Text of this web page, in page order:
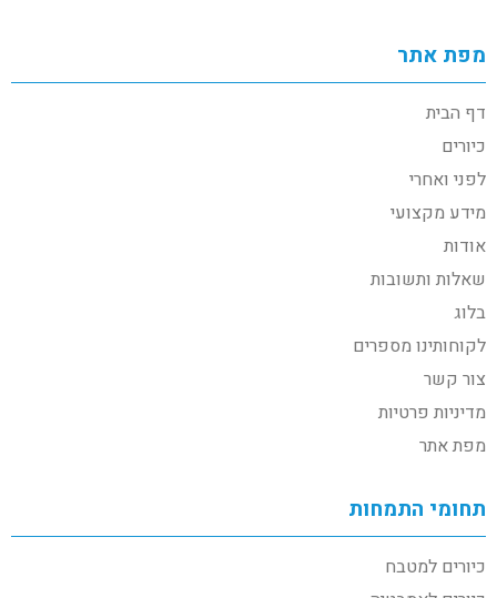
מפת אתר
דף הבית
כיורים
לפני ואחרי
מידע מקצועי
אודות
שאלות ותשובות
בלוג
לקוחותינו מספרים
צור קשר
מדיניות פרטיות
מפת אתר
תחומי התמחות
כיורים למטבח